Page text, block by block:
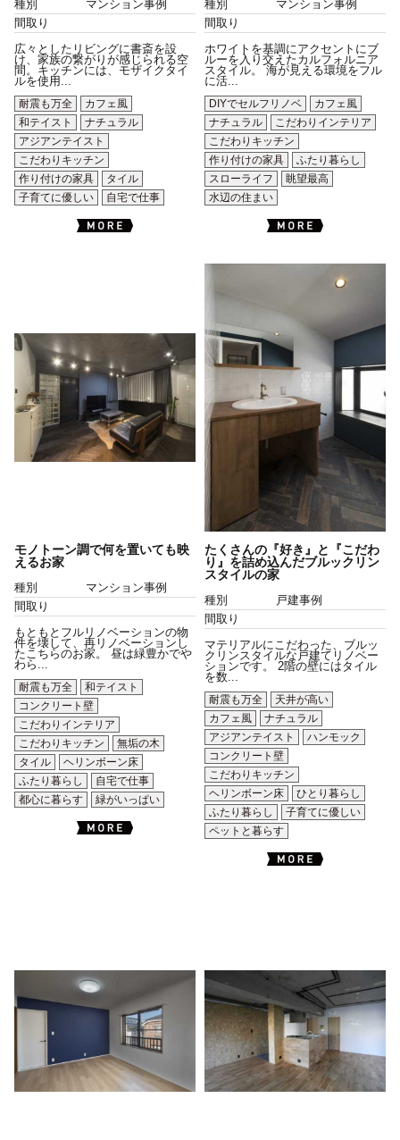
種別
マンション事例
間取り
広々としたリビングに書斎を設
け、家族の繋がりが感じられる空
間。キッチンには、モザイクタイ
ルを使用...
耐震も万全
カフェ風
和テイスト
ナチュラル
アジアンテイスト
こだわりキッチン
作り付けの家具
タイル
子育てに優しい
自宅で仕事
種別
マンション事例
間取り
ホワイトを基調にアクセントにブ
ルーを入り交えたカルフォルニア
スタイル。 海が見える環境をフル
に活...
DIYでセルフリノベ
カフェ風
ナチュラル
こだわりインテリア
こだわりキッチン
作り付けの家具
ふたり暮らし
スローライフ
眺望最高
水辺の住まい
モノトーン調で何を置いても映
えるお家
種別
マンション事例
間取り
もともとフルリノベーションの物
件を壊して、再リノベーションし
たこちらのお家。 昼は緑豊かでや
わら...
耐震も万全
和テイスト
コンクリート壁
こだわりインテリア
こだわりキッチン
無垢の木
タイル
ヘリンボーン床
ふたり暮らし
自宅で仕事
都心に暮らす
緑がいっぱい
たくさんの『好き』と『こだわ
り』を詰め込んだブルックリン
スタイルの家
種別
戸建事例
間取り
マテリアルにこだわった、ブルッ
クリンスタイルな戸建てリノベー
ションです。 2階の壁にはタイル
を数...
耐震も万全
天井が高い
カフェ風
ナチュラル
アジアンテイスト
ハンモック
コンクリート壁
こだわりキッチン
ヘリンボーン床
ひとり暮らし
ふたり暮らし
子育てに優しい
ペットと暮らす